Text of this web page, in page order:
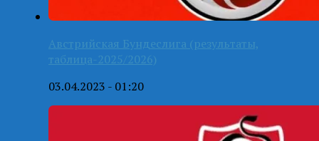
Австрийская Бундеслига (результаты,
таблица-2025/2026)
03.04.2023 - 01:20